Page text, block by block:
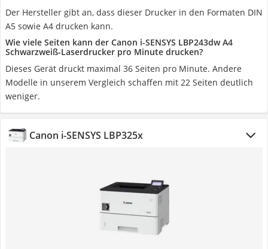
Der Hersteller gibt an, dass dieser Drucker in den Formaten DIN
A5 sowie A4 drucken kann.
Wie viele Seiten kann der Canon i-SENSYS LBP243dw A4
Schwarzweiß-Laserdrucker pro Minute drucken?
Dieses Gerät druckt maximal 36 Seiten pro Minute. Andere
Modelle in unserem Vergleich schaffen mit 22 Seiten deutlich
weniger.
Canon i-SENSYS LBP325x